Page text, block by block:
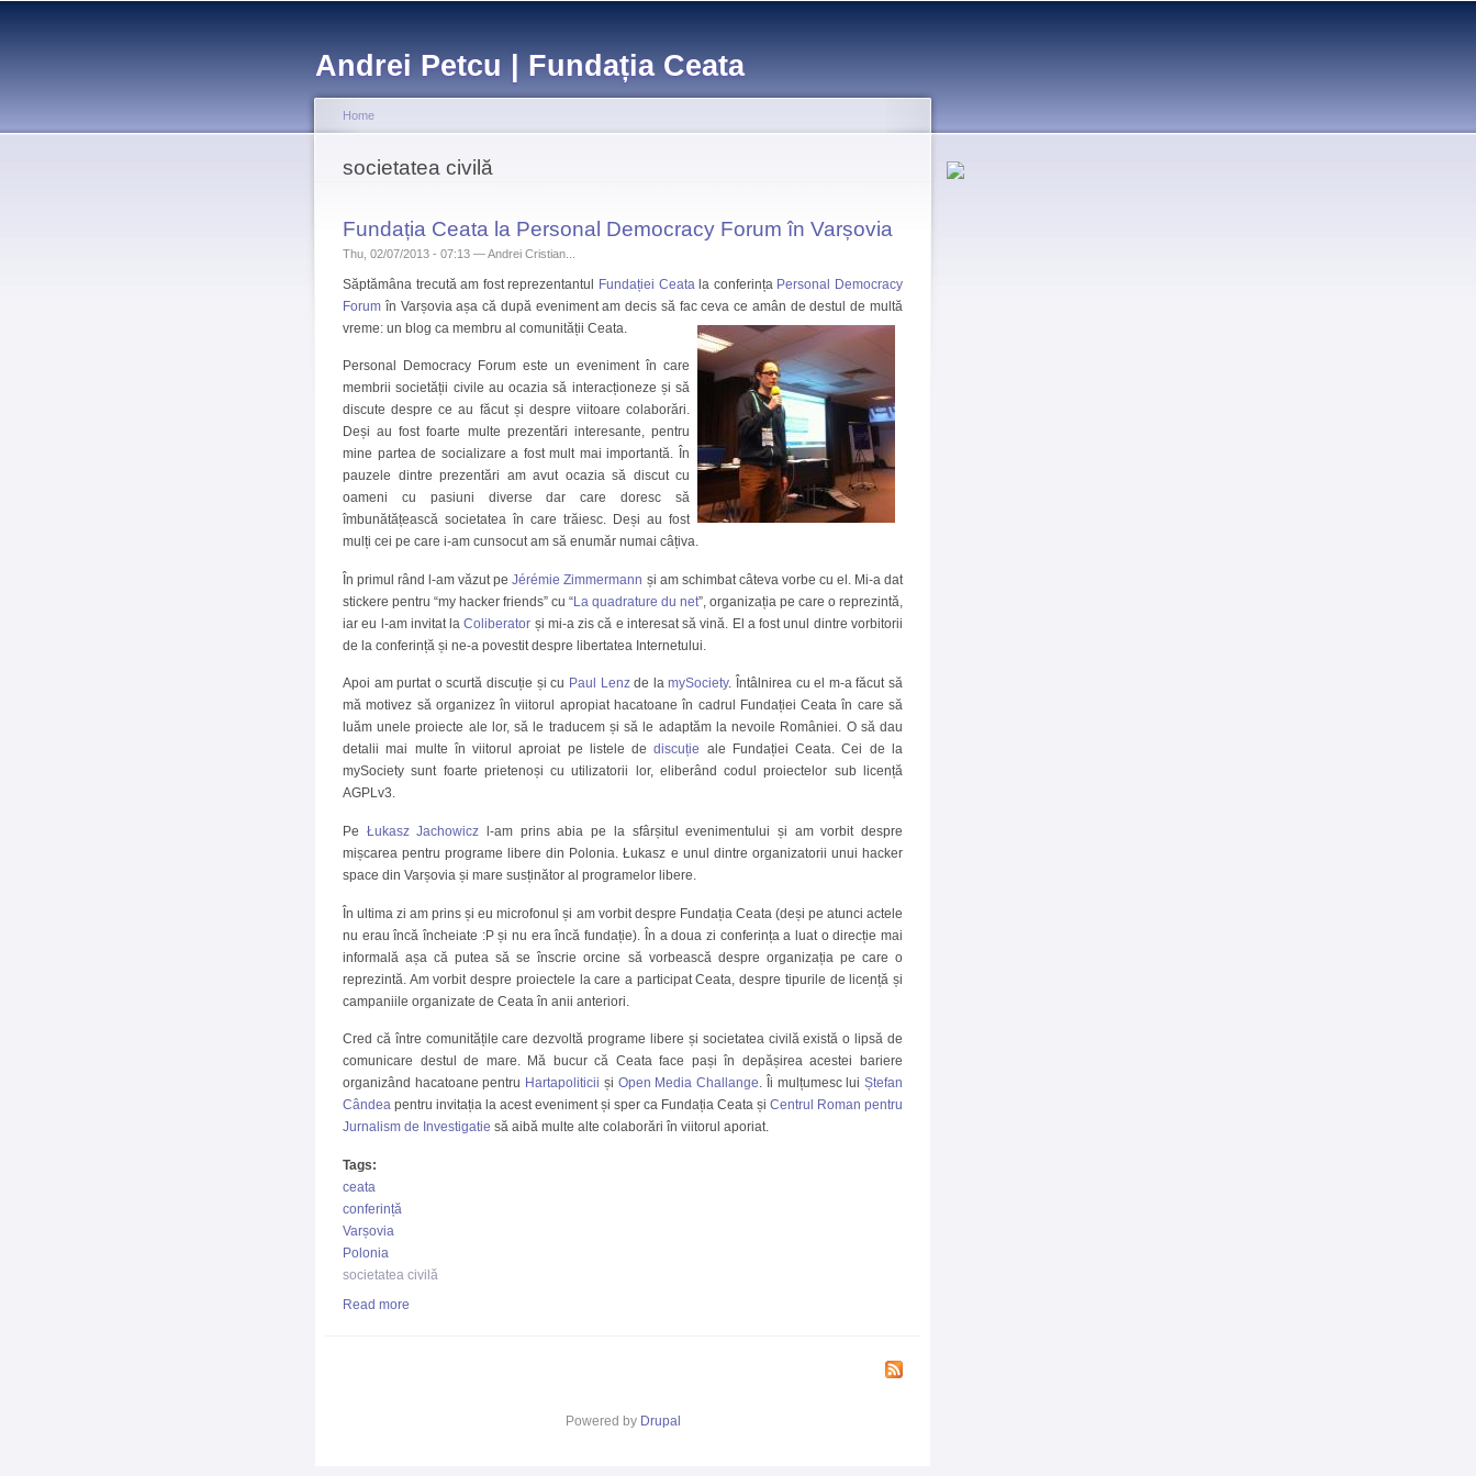
content
Andrei Petcu | Fundația Ceata
You are here
Home
societatea civilă
Fundația Ceata la Personal Democracy Forum în Varșovia
Thu, 02/07/2013 - 07:13 —Andrei Cristian...
Săptămâna trecută am fost reprezentantul Fundației Ceata la conferința Personal Democracy
Forum în Varșovia așa că după eveniment am decis să fac ceva ce amân de destul de multă
vreme: un blog ca membru al comunității Ceata.
Personal Democracy Forum este un eveniment în care
membrii societății civile au ocazia să interacționeze și să
discute despre ce au făcut și despre viitoare colaborări.
Deși au fost foarte multe prezentări interesante, pentru
mine partea de socializare a fost mult mai importantă. În
pauzele dintre prezentări am avut ocazia să discut cu
oameni cu pasiuni diverse dar care doresc să
îmbunătățească societatea în care trăiesc. Deși au fost
mulți cei pe care i-am cunsocut am să enumăr numai câțiva.
În primul rând l-am văzut peJérémie Zimmermann și am schimbat câteva vorbe cu el. Mi-a dat
stickere pentru “my hacker friends” cu “La quadrature du net”, organizația pe care o reprezintă,
iar eu l-am invitat laColiberator și mi-a zis că e interesat să vină. El a fost unul dintre vorbitorii
de la conferință și ne-a povestit despre libertatea Internetului.
Apoi am purtat o scurtă discuție și cu Paul Lenzde lamySociety. Întâlnirea cu el m-a făcut să
mă motivez să organizez în viitorul apropiat hacatoane în cadrul Fundației Ceata în care să
luăm unele proiecte ale lor, să le traducem și să le adaptăm la nevoile României. O să dau
detalii mai multe în viitorul aproiat pe listele dediscuție ale Fundației Ceata. Cei de la
mySociety sunt foarte prietenoși cu utilizatorii lor, eliberând codul proiectelor sub licență
AGPLv3.
Pe Łukasz Jachowicz l-am prins abia pe la sfârșitul evenimentului și am vorbit despre
mișcarea pentru programe libere din Polonia. Łukasz e unul dintre organizatorii unui hacker
space din Varșovia și mare susținător al programelor libere.
În ultima zi am prins și eu microfonul și am vorbit despre Fundația Ceata (deși pe atunci actele
nu erau încă încheiate :P și nu era încă fundație). În a doua zi conferința a luat o direcție mai
informală așa că putea să se înscrie orcine să vorbească despre organizația pe care o
reprezintă. Am vorbit despre proiectele la care a participat Ceata, despre tipurile de licență și
campaniile organizate de Ceata în anii anteriori.
Cred că între comunitățile care dezvoltă programe libere și societatea civilă există o lipsă de
comunicare destul de mare. Mă bucur că Ceata face pași în depășirea acestei bariere
organizând hacatoane pentru Hartapoliticii și Open Media Challange. Îi mulțumesc luiȘtefan
Cândea pentru invitația la acest eveniment și sper ca Fundația Ceata și Centrul Roman pentru
Jurnalism de Investigatie să aibă multe alte colaborări în viitorul aporiat.
Tags:
ceata
conferință
Varșovia
Polonia
societatea civilă
Read more
Powered by Drupal